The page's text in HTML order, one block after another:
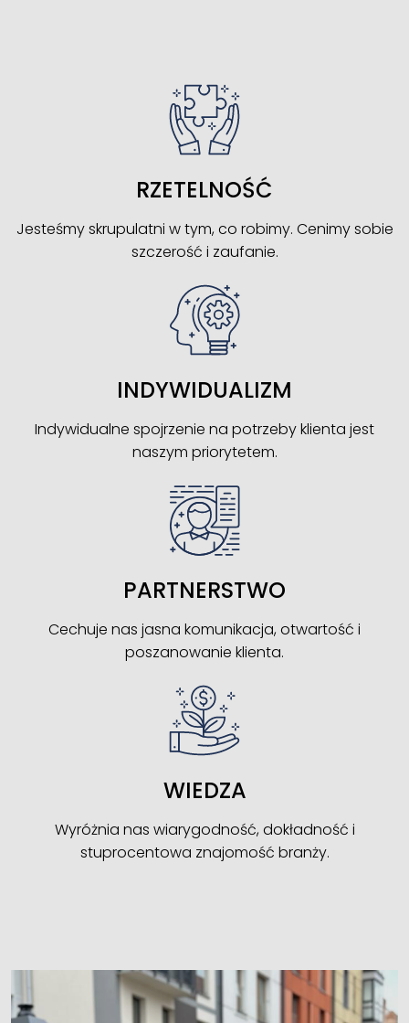
RZETELNOŚĆ
Jesteśmy skrupulatni w tym, co robimy. Cenimy sobie
szczerość i zaufanie.
INDYWIDUALIZM
Indywidualne spojrzenie na potrzeby klienta jest
naszym priorytetem.
PARTNERSTWO
Cechuje nas jasna komunikacja, otwartość i
poszanowanie klienta.
WIEDZA
Wyróżnia nas wiarygodność, dokładność i
stuprocentowa znajomość branży.